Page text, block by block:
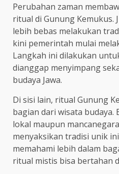
Perubahan zaman
ritual di Gunung Kemukus.
lebih bebas melakukan
kini pemerintah mulai
Langkah ini dilakukan
dianggap menyimpang
budaya Jawa.
Di sisi lain, ritual Gunung
bagian dari wisata budaya.
lokal maupun
menyaksikan tradisi unik
memahami lebih dalam
ritual mistis bisa bertahan